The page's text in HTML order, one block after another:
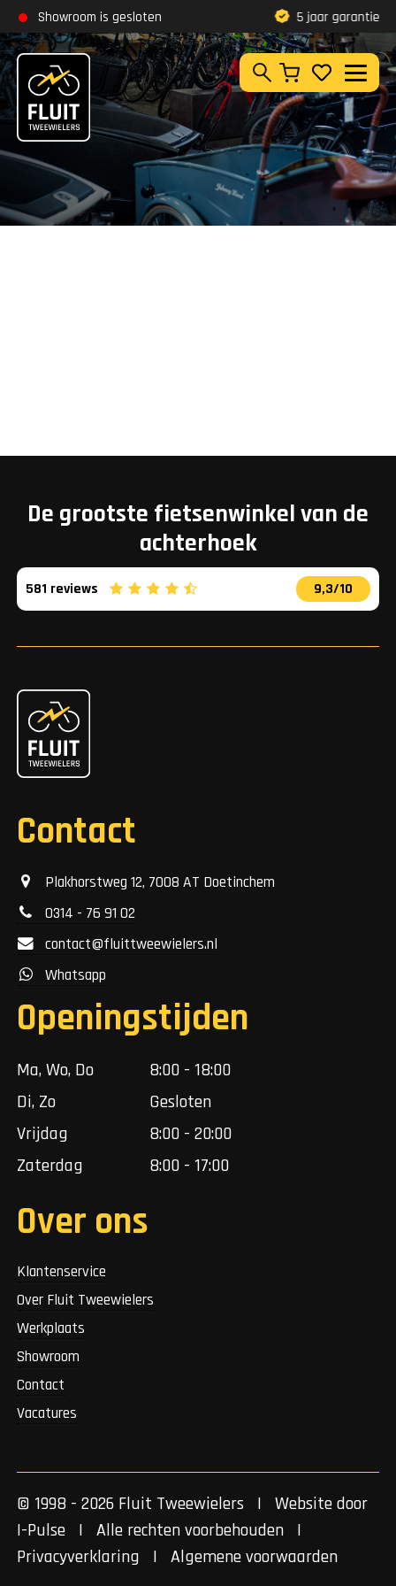
Zoeken
Zoeken
Showroom is gesloten
Klantbeoordeling9,8 5 jaar garantie
De grootste fietsenwinkel van de
achterhoek
581 reviews 9,3/10
Contact
Plakhorstweg 12, 7008 AT Doetinchem
0314 - 76 91 02
contact@fluittweewielers.nl
Whatsapp
Openingstijden
Ma, Wo, Do
8:00 - 18:00
Di, Zo
Gesloten
Vrijdag
8:00 - 20:00
Zaterdag
8:00 - 17:00
Over ons
Klantenservice
Over Fluit Tweewielers
Werkplaats
Showroom
Contact
Vacatures
© 1998 - 2026 Fluit Tweewielers | Website door
I-Pulse | Alle rechten voorbehouden |
Privacyverklaring |Algemene voorwaarden